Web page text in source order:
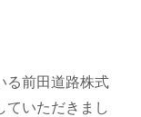
る前田道路株式
ていただきまし